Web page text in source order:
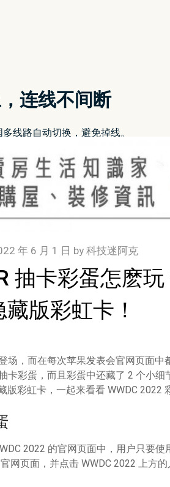
抽卡彩蛋怎麽
版彩虹卡！
年 6 月 1 日 by 科技迷阿克
场，而在每次苹果发表会官网页面中
卡彩蛋，而且彩蛋中还藏了 2 个小
彩虹卡，一起来看看 WWDC 2022
2022 的官网页面中，用户只要使
网页面，并点击 WWDC 2022 上方